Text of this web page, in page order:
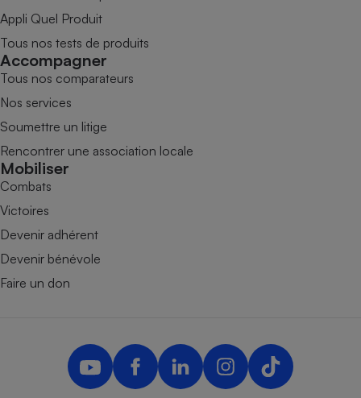
Appli Quel Produit
Tous nos tests de produits
Accompagner
Tous nos comparateurs
Nos services
Soumettre un litige
Rencontrer une association locale
Mobiliser
Combats
Victoires
Devenir adhérent
Devenir bénévole
Faire un don